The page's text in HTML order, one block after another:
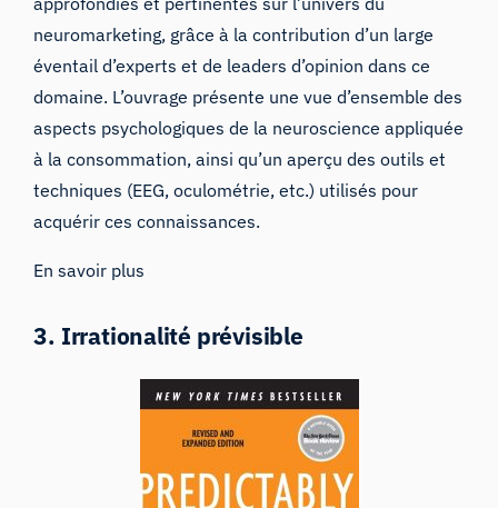
neuromarketing, grâce à la contribution d’un large
éventail d’experts et de leaders d’opinion dans ce
domaine. L’ouvrage présente une vue d’ensemble des
aspects psychologiques de la neuroscience appliquée
à la consommation, ainsi qu’un aperçu des outils et
techniques (EEG, oculométrie, etc.) utilisés pour
acquérir ces connaissances.
En savoir plus
3. Irrationalité prévisible